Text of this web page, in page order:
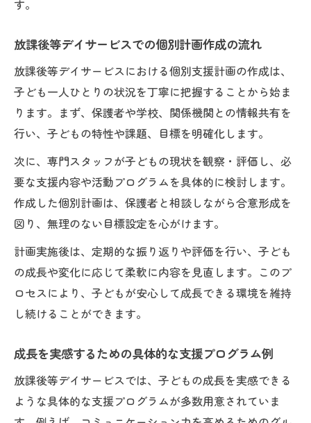
す。
放課後等デイサービスでの個別計画作成の流れ
放課後等デイサービスにおける個別支援計画の作成は、
子ども一人ひとりの状況を丁寧に把握することから始ま
ります。まず、保護者や学校、関係機関との情報共有を
行い、子どもの特性や課題、目標を明確化します。
次に、専門スタッフが子どもの現状を観察・評価し、必
要な支援内容や活動プログラムを具体的に検討します。
作成した個別計画は、保護者と相談しながら合意形成を
図り、無理のない目標設定を心がけます。
計画実施後は、定期的な振り返りや評価を行い、子ども
の成長や変化に応じて柔軟に内容を見直します。このプ
ロセスにより、子どもが安心して成長できる環境を維持
し続けることができます。
成長を実感するための具体的な支援プログラム例
放課後等デイサービスでは、子どもの成長を実感できる
ような具体的な支援プログラムが多数用意されていま